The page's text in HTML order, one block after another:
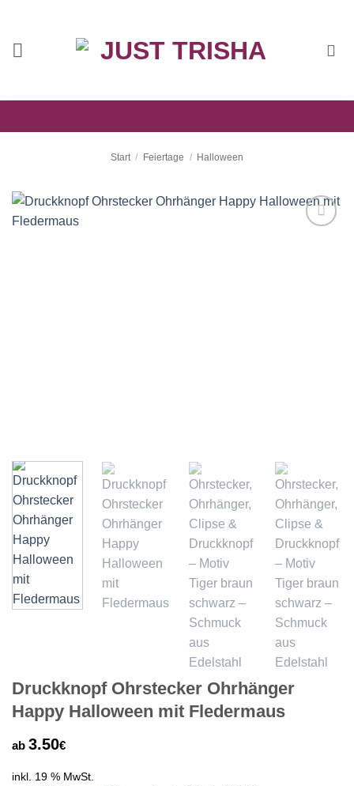
springen
Start / Feiertage / Halloween
Druckknopf Ohrstecker Ohrhänger
Happy Halloween mit Fledermaus
ab 3.50€
inkl. 19 % MwSt.